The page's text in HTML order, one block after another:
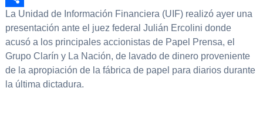
Compartir
La Unidad de Información Financiera (UIF) realizó ayer una
presentación ante el juez federal Julián Ercolini donde
acusó a los principales accionistas de Papel Prensa, el
Grupo Clarín y La Nación, de lavado de dinero proveniente
de la apropiación de la fábrica de papel para diarios durante
la última dictadura.